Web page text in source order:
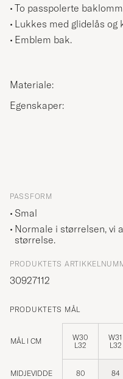
To passpolerte
Lukkes med glidelås og
Emblem bak.
Materiale:
Egenskaper:
PASSFORM
Smal
Normale i størrelsen, vi
størrelse.
PRODUKTETS
30927112
PRODUKTETS MÅL
MÅL I CM
W30
L32
W31
L32
MIDJEVIDDE 80 84